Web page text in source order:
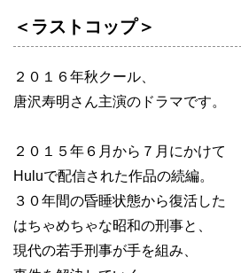
＜ラストコップ＞
２０１６年秋クール、
唐沢寿明さん主演のドラマです。
２０１５年６月から７月にかけて
Huluで配信された作品の続編。
３０年間の昏睡状態から復活した
はちゃめちゃな昭和の刑事と、
現代の若手刑事が手を組み、